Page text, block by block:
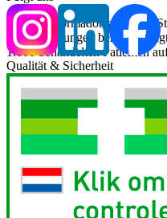
Für die Information an dieser
Nebenwirkungen
1.000 behandelten Patienten
Qualität & Sicherheit